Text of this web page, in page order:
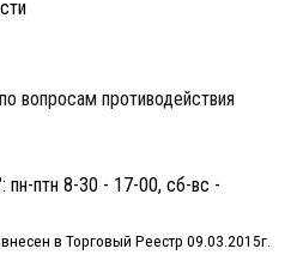
вопросам противодействия
птн 8-30 - 17-00, сб-вс -
в Торговый Реестр 09.03.2015г.